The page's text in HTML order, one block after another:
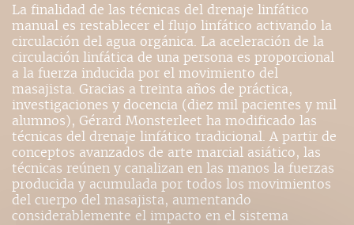
La finalidad de las técnicas del drenaje linfático
manual es restablecer el flujo linfático activando la
circulación del agua orgánica. La aceleración de la
circulación linfática de una persona es proporcional
a la fuerza inducida por el movimiento del
masajista. Gracias a treinta años de práctica,
investigaciones y docencia (diez mil pacientes y mil
alumnos), Gérard Monsterleet ha modificado las
técnicas del drenaje linfático tradicional. A partir de
conceptos avanzados de arte marcial asiático, las
técnicas reúnen y canalizan en las manos la fuerzas
producida y acumulada por todos los movimientos
del cuerpo del masajista, aumentando
considerablemente el impacto en el sistema